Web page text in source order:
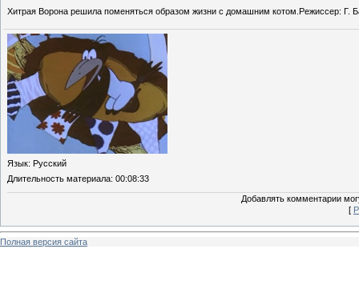
Хитрая Ворона решила поменяться образом жизни с домашним котом.Режиссер: Г.
Язык: Русский
Длительность материала: 00:08:33
Добавлять комментарии
[
Полная версия сайта